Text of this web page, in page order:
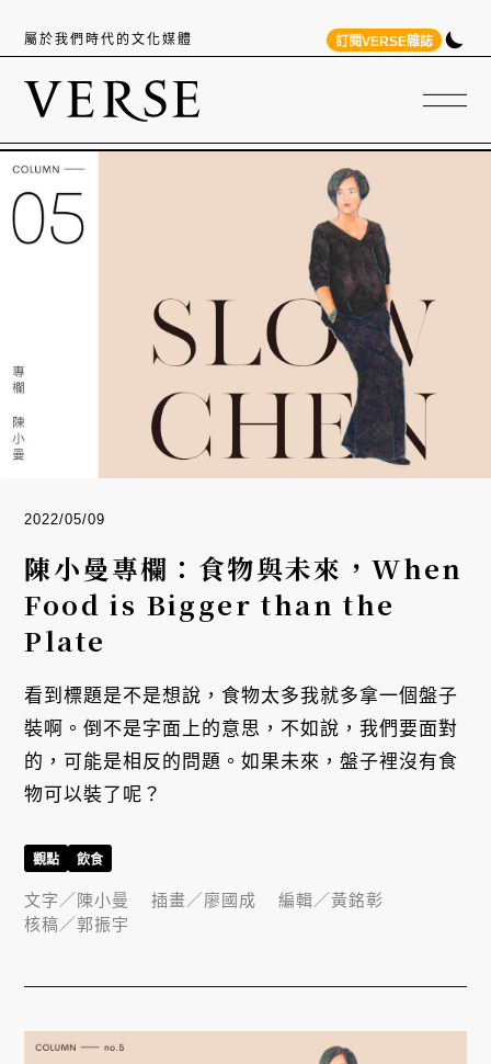
屬於我們時代的文化媒體 訂閱VERSE雜誌
2022/05/09
陳小曼專欄：食物與未來，When
Food is Bigger than the
Plate
看到標題是不是想說，食物太多我就多拿一個盤子
裝啊。倒不是字面上的意思，不如說，我們要面對
的，可能是相反的問題。如果未來，盤子裡沒有食
物可以裝了呢？
觀點 飲食
文字／ 陳小曼 插畫／廖國成 編輯／黃銘彰
核稿／郭振宇